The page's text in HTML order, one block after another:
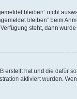
bleiben“ nicht
bleiben“ beim
steht, dann
erstellt hat und die
aktiviert wurden.